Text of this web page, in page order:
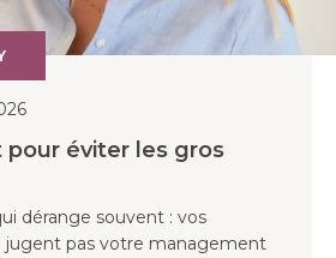
éviter les gros
dérange souvent : vos
jugent pas votre management